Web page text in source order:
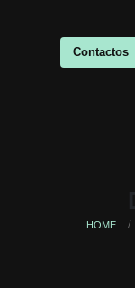
Contactos
HOME